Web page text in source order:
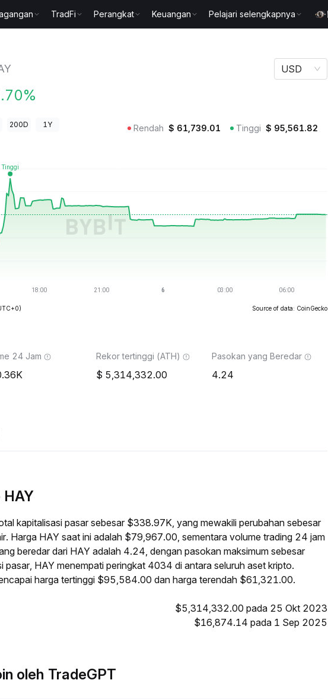
TradFi Perangkat Keuangan Pelajari selengkapnya
USD
200D 1Y Rendah $ 61,739.01 Tinggi $ 95,561.82
Source of data: CoinGecko
24 Jam Rekor tertinggi (ATH)
5,314,332.00
Pasokan yang Beredar
4.24
HAY
kapitalisasi pasar sebesar $338.97K, yang mewakili perubahan sebesar
Harga HAY saat ini adalah $79,967.00, sementara volume trading 24 jam
beredar dari HAY adalah 4.24, dengan pasokan maksimum sebesar
pasar, HAY menempati peringkat 4034 di antara seluruh aset kripto.
harga tertinggi $95,584.00 dan harga terendah $61,321.00.
$5,314,332.00 pada 25 Okt 2023
$16,874.14 pada 1 Sep 2025
oleh TradeGPT